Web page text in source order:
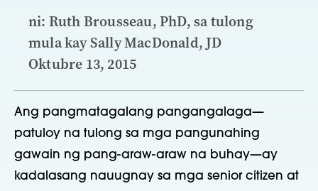
ni: Ruth Brousseau, PhD, sa tulong
mula kay Sally MacDonald, JD
Oktubre 13, 2015
Ang pangmatagalang pangangalaga—
patuloy na tulong sa mga pangunahing
gawain ng pang-araw-araw na buhay—ay
kadalasang nauugnay sa mga senior citizen at